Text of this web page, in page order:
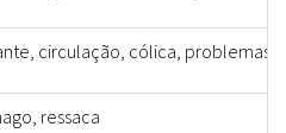
circulação, cólica, problemas
ressaca